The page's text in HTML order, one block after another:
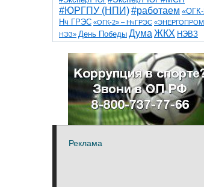
#ЮРГПУ (НПИ)#работаем
Нч ГРЭС «ОГК-2» – НчГРЭС
НЭЗ» День Победы Дума ЖКХ НЭВЗ
НчГРЭС ТНТ
благоустройствоветераны выборы
детидороги казаки коррупция космос
общественная палата парк пожар роща
спорт театр транспорт художники
Реклама